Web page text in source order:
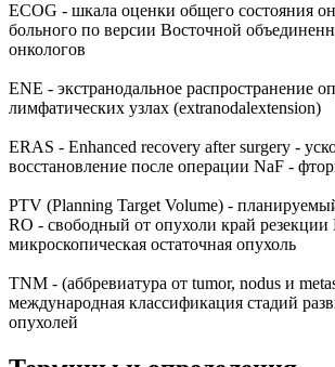
ECOG - шкала оценки общего состояния
больного по версии Восточной
онкологов
ENE - экстранодальное распространение
лимфатических узлах (extranodalextension)
ERAS - Enhanced recovery after surgery -
восстановление после операции NaF -
PTV (Planning Target Volume) -
RO - свободный от опухоли край резекции
микроскопическая остаточная опухоль
TNM - (аббревиатура от tumor, nodus и
международная классификация стадий
опухолей